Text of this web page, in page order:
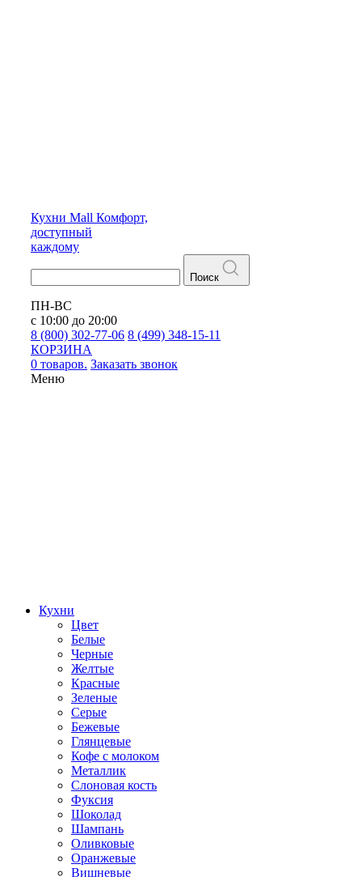
Кухни Mall Комфорт,
доступный
каждому
Поиск
ПН-ВС
с 10:00 до 20:00
8 (800) 302-77-06 8 (499) 348-15-11
КОРЗИНА
0 товаров. Заказать звонок
Меню
Кухни
Цвет
Белые
Черные
Желтые
Красные
Зеленые
Серые
Бежевые
Глянцевые
Кофе с молоком
Металлик
Слоновая кость
Фуксия
Шоколад
Шампань
Оливковые
Оранжевые
Вишневые